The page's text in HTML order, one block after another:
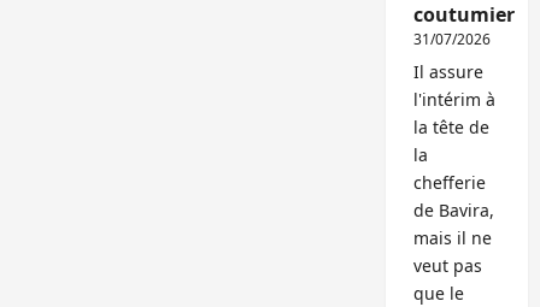
coutumier
31/07/2026
Il assure
l'intérim à
la tête de
la
chefferie
de Bavira,
mais il ne
veut pas
que le